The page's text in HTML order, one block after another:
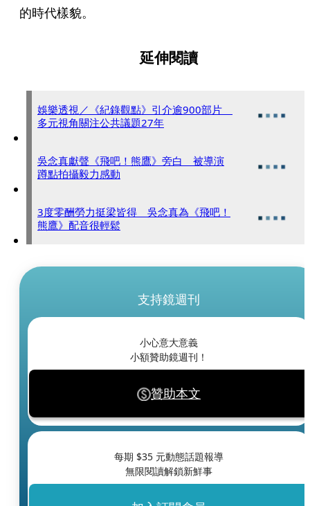
的時代樣貌。
延伸閱讀
娛樂透視／《紀錄觀點》引介逾900部片
多元視角關注公共議題27年
吳念真獻聲《飛吧！熊鷹》旁白 被導演
蹲點拍攝毅力感動
3度零酬勞力挺梁皆得 吳念真為《飛吧！
熊鷹》配音很輕鬆
支持鏡週刊
小心意大意義
小額贊助鏡週刊！
贊助本文
每期 $35 元動態話題報導
無限閱讀解鎖新鮮事